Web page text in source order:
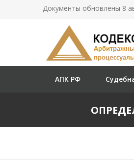
Документы обновлены 8
АПК РФ